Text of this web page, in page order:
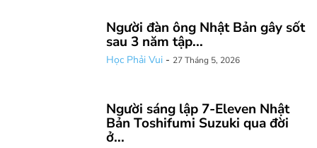
Người đàn ông Nhật Bản gây sốt
sau 3 năm tập...
Học Phải Vui - 27 Tháng 5, 2026
Người sáng lập 7-Eleven Nhật
Bản Toshifumi Suzuki qua đời
ở...